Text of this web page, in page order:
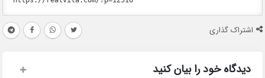
اشتراک گذاری
دیدگاه خود را بیان کنید